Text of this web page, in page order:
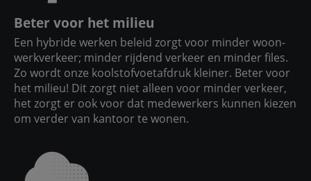
Beter voor het milieu
Een hybride werken beleid zorgt voor minder woon-
werkverkeer; minder rijdend verkeer en minder files.
Zo wordt onze koolstofvoetafdruk kleiner. Beter voor
het milieu! Dit zorgt niet alleen voor minder verkeer,
het zorgt er ook voor dat medewerkers kunnen kiezen
om verder van kantoor te wonen.